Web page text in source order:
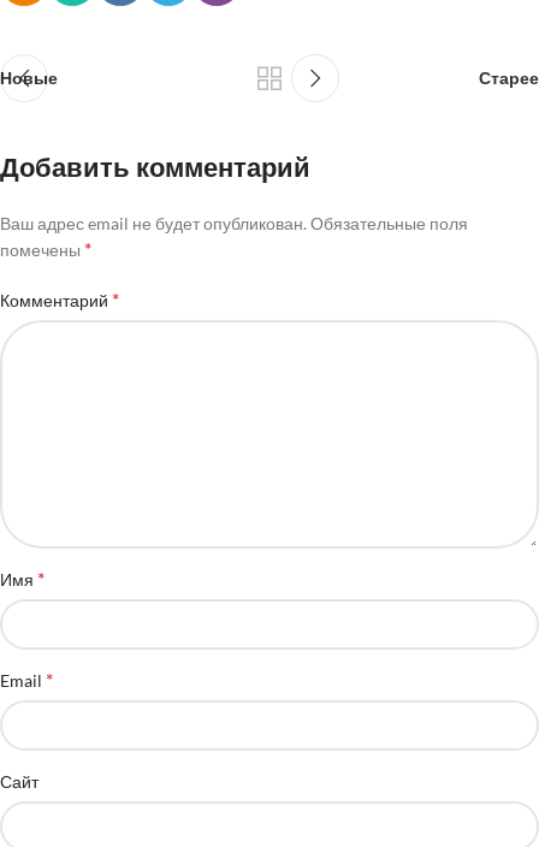
Новые Старее
Добавить комментарий
Ваш адрес email не будет опубликован. Обязательные поля
помечены *
Комментарий *
Имя *
Email *
Сайт